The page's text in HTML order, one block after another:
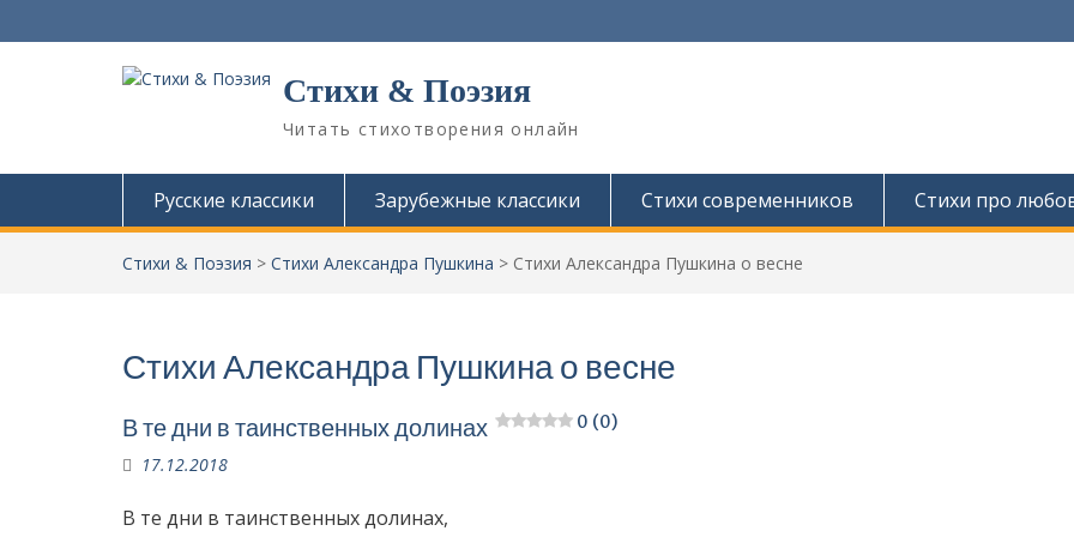
е
о
Стихи & Поэзия
Читать стихотворения онлайн
Русские классики Зарубежные классики Стихи современников Стихи про
Стихи & Поэзия > Стихи Александра Пушкина > Стихи Александра Пушкина о весне
Стихи Александра Пушкина о весне
В те дни в таинственных долинах 0 (0)
17.12.2018
В те дни в таинственных долинах,